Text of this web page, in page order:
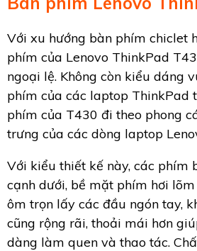
Với xu hướng bàn phím chiclet
phím của Lenovo ThinkPad
ngoại lệ. Không còn kiểu dáng
phím của các laptop ThinkPad
phím của T430 đi theo phong
trưng của các dòng laptop
Với kiểu thiết kế này, các phím
cạnh dưới, bề mặt phím hơi
ôm trọn lấy các đầu ngón tay,
cũng rộng rãi, thoải mái hơn
dàng làm quen và thao tác.